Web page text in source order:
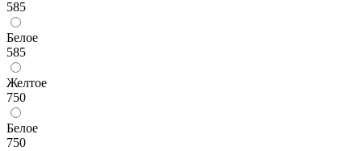
585
Белое
585
Желтое
750
Белое
750